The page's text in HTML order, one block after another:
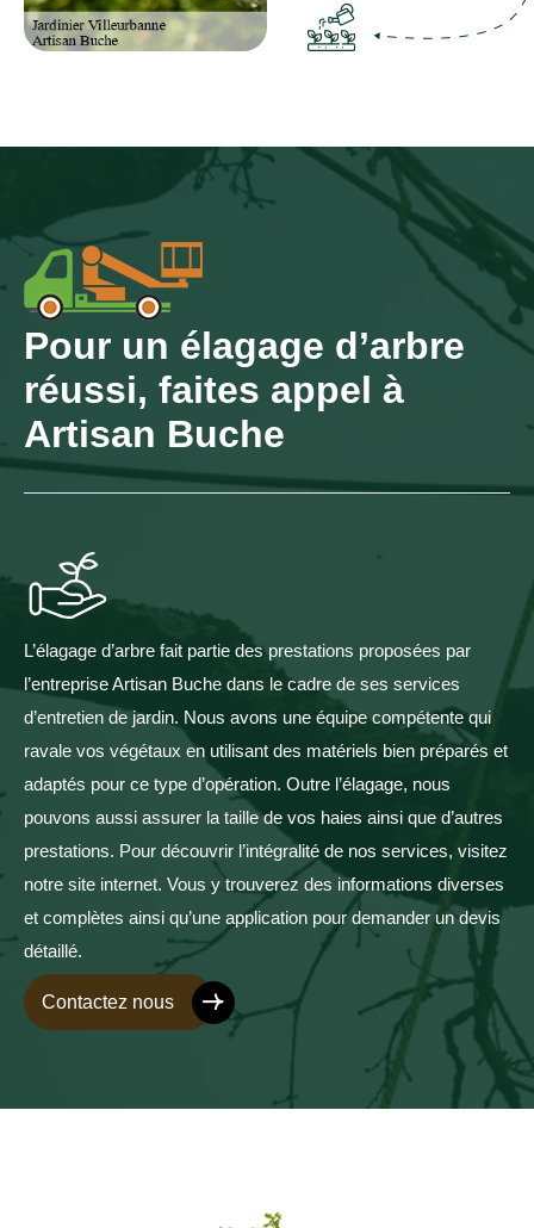
Pour un élagage d’arbre
réussi, faites appel à
Artisan Buche
L’élagage d’arbre fait partie des prestations proposées par
l’entreprise Artisan Buche dans le cadre de ses services
d’entretien de jardin. Nous avons une équipe compétente qui
ravale vos végétaux en utilisant des matériels bien préparés et
adaptés pour ce type d’opération. Outre l’élagage, nous
pouvons aussi assurer la taille de vos haies ainsi que d’autres
prestations. Pour découvrir l’intégralité de nos services, visitez
notre site internet. Vous y trouverez des informations diverses
et complètes ainsi qu’une application pour demander un devis
détaillé.
Contactez nous